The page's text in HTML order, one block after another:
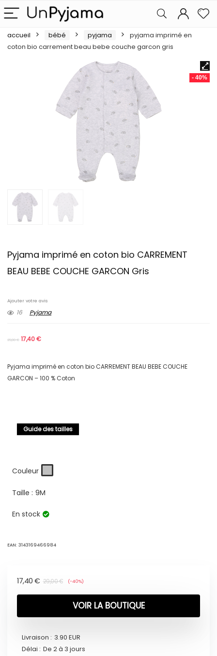
accueil bébé pyjama
pyjama imprimé en
coton bio carrement beau bebe couche garcon gris
- 40%
Pyjama imprimé en coton bio CARREMENT
BEAU BEBE COUCHE GARCON Gris
Ajouter votre avis
16 Pyjama
29,00€ 17,40€
Pyjama imprimé en coton bio CARREMENT BEAU BEBE COUCHE
GARCON – 100 % Coton
Guide des tailles
Couleur
Taille : 9M
En stock
EAN: 3143169466984
29,00€
17,40 € (-40%)
VOIR LA BOUTIQUE
Livraison : 3.90 EUR
Délai : De 2 à 3 jours